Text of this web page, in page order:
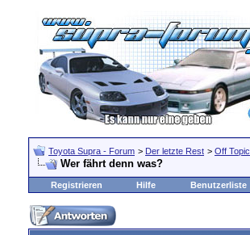
Toyota Supra - Forum > Der letzte Rest > Off Topic
Wer fährt denn was?
Registrieren Hilfe Benutzerliste